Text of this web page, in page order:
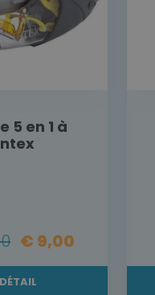
5 en 1 à
€ 9,00
DÉTAIL